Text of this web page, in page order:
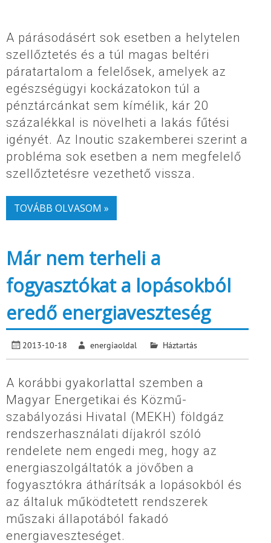
A párásodásért sok esetben a helytelen
szellőztetés és a túl magas beltéri
páratartalom a felelősek, amelyek az
egészségügyi kockázatokon túl a
pénztárcánkat sem kímélik, kár 20
százalékkal is növelheti a lakás fűtési
igényét. Az Inoutic szakemberei szerint a
probléma sok esetben a nem megfelelő
szellőztetésre vezethető vissza.
TOVÁBB OLVASOM »
Már nem terheli a
fogyasztókat a lopásokból
eredő energiaveszteség
2013-10-18 energiaoldal Háztartás
A korábbi gyakorlattal szemben a
Magyar Energetikai és Közmű-
szabályozási Hivatal (MEKH) földgáz
rendszerhasználati díjakról szóló
rendelete nem engedi meg, hogy az
energiaszolgáltatók a jövőben a
fogyasztókra áthárítsák a lopásokból és
az általuk működtetett rendszerek
műszaki állapotából fakadó
energiaveszteséget.